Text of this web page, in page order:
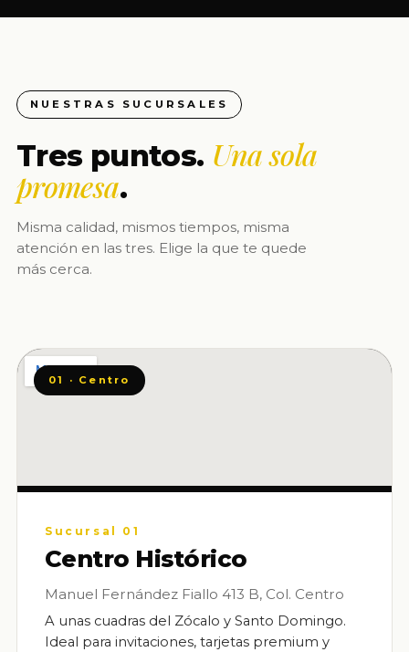
NUESTRAS SUCURSALES
Tres puntos. Una sola
promesa.
Misma calidad, mismos tiempos, misma
atención en las tres. Elige la que te quede
más cerca.
01 · Centro
Sucursal 01
Centro Histórico
Manuel Fernández Fiallo 413 B, Col. Centro
A unas cuadras del Zócalo y Santo Domingo.
Ideal para invitaciones, tarjetas premium y